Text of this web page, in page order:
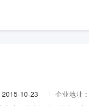
2015-10-23 企业地址：